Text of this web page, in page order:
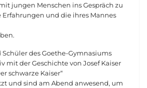
jungen Menschen ins Gespräch zu
und die ihres Mannes
des Goethe-Gymnasiums
mit der Geschichte von Josef Kaiser
schwarze Kaiser“
und sind am Abend anwesend, um